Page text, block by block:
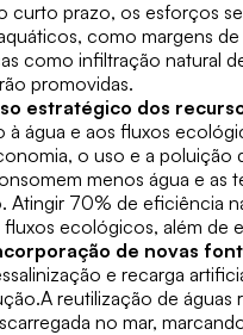
curto prazo, os esforços
como margens
como infiltração natural
promovidas.
estratégico dos
à água e aos fluxos
o uso e a poluição
menos água e as
Atingir 70% de eficiência
fluxos ecológicos, além de
de novas
e recarga
reutilização de águas
no mar,